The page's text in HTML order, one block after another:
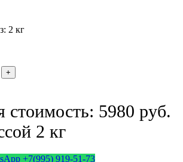
2 кг
стоимость: 5980 руб.
2 кг
+7(995) 919-51-73